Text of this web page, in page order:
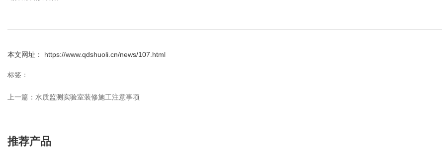
本文网址： https://www.qdshuoli.cn/news/107.html
标签：
上一篇： 水质监测实验室装修施工注意事项
推荐产品